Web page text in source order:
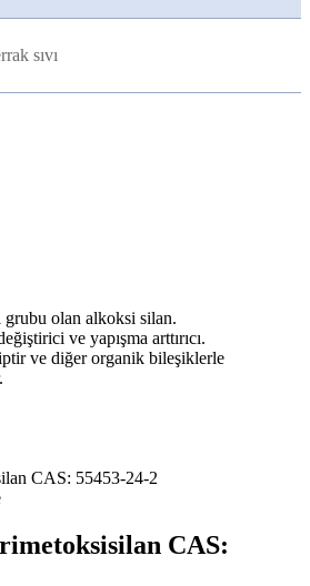
sıvı
olan alkoksi silan.
ve yapışma arttırıcı.
ve diğer organik bileşiklerle
CAS: 55453-24-2
CAS: